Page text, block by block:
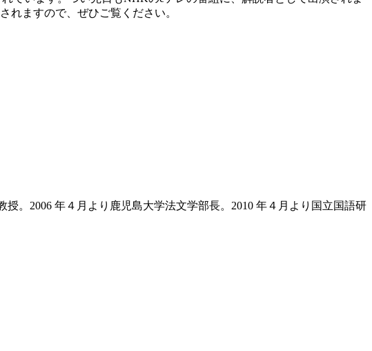
れますので、ぜひご覧ください。
。2006 年４月より鹿児島大学法文学部長。2010 年４月より国立国語研